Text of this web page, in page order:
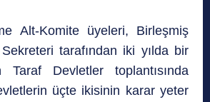
Komite üyeleri, Birleşmiş
tarafından iki yılda bir
Taraf Devletler toplantısında
üçte ikisinin karar yeter